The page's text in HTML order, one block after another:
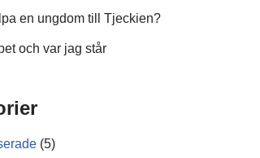
en ungdom till Tjeckien?
och var jag står
(5)